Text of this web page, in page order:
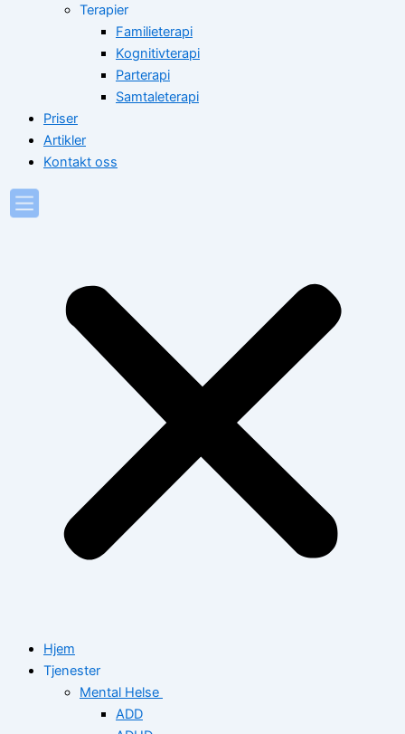
Terapier
Familieterapi
Kognitivterapi
Parterapi
Samtaleterapi
Priser
Artikler
Kontakt oss
Hjem
Tjenester
Mental Helse
ADD